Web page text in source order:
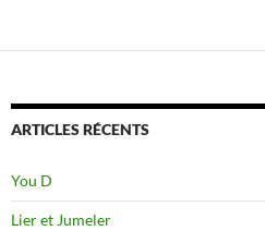
ARTICLES RÉCENTS
You D
Lier et Jumeler